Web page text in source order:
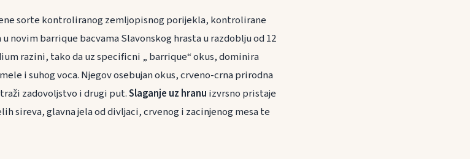
sorte kontroliranog zemljopisnog porijekla, kontrolirane
novim barrique bacvama Slavonskog hrasta u razdoblju od 12
razini, tako da uz specificni „ barrique“ okus, dominira
i suhog voca. Njegov osebujan okus, crveno-crna prirodna
zadovoljstvo i drugi put.Slaganje uz hranu izvrsno pristaje
sireva, glavna jela od divljaci, crvenog i zacinjenog mesa te